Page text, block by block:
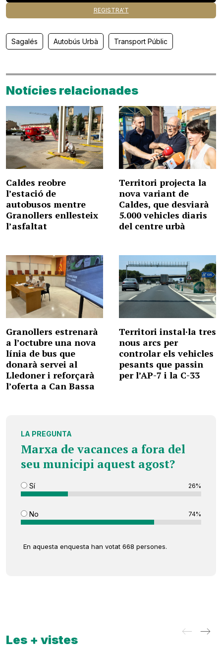
REGISTRA'T
Sagalés Autobús Urbà Transport Públic
Notícies relacionades
Caldes reobre
l’estació de
autobusos mentre
Granollers enllesteix
l’asfaltat
Territori projecta la
nova variant de
Caldes, que desviarà
5.000 vehicles diaris
del centre urbà
Granollers estrenarà
a l’octubre una nova
línia de bus que
donarà servei al
Lledoner i reforçarà
l’oferta a Can Bassa
Territori instal·la tres
nous arcs per
controlar els vehicles
pesants que passin
per l’AP-7 i la C-33
LA PREGUNTA
Marxa de vacances a fora del
seu municipi aquest agost?
Sí 26%
No 74%
En aquesta enquesta han votat 668 persones.
Les + vistes